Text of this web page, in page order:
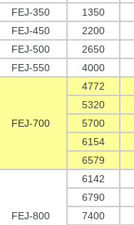
FEJ-350
1350
FEJ-450
2200
FEJ-500
2650
FEJ-550
4000
FEJ-700
4772
5320
5700
6154
6579
FEJ-800
6142
6790
7400